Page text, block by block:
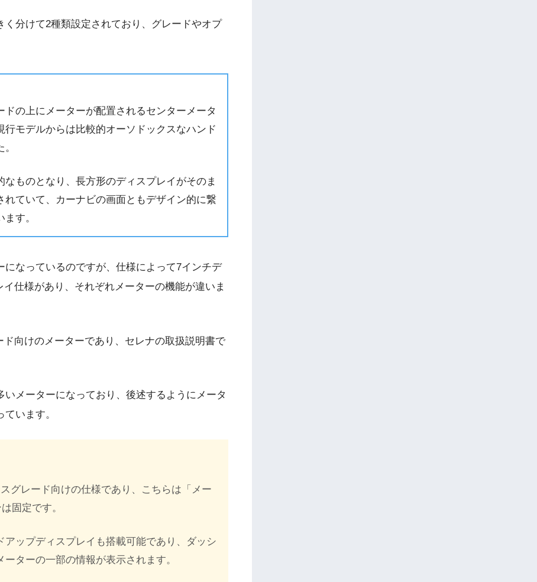
分けて2種類設定されており、グレードやオプ
の上にメーターが配置されるセンターメータ
モデルからは比較的オーソドックスなハンド
ものとなり、長方形のディスプレイがそのま
れていて、カーナビの画面ともデザイン的に繋
す。
なっているのですが、仕様によって7インチデ
仕様があり、それぞれメーターの機能が違いま
向けのメーターであり、セレナの取扱説明書で
メーターになっており、後述するようにメータ
います。
グレード向けの仕様であり、こちらは「メー
固定です。
ップディスプレイも搭載可能であり、ダッシ
ターの一部の情報が表示されます。